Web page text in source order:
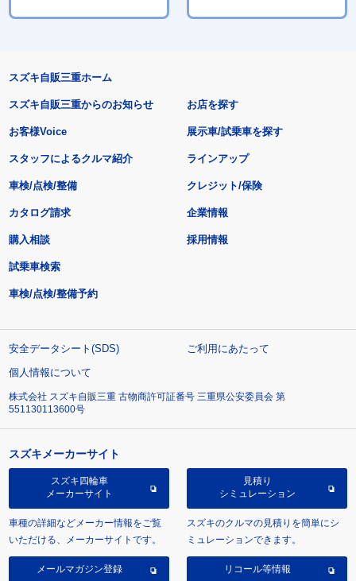
スズキ自販三重ホーム
スズキ自販三重からのお知らせ
お客様Voice
スタッフによるクルマ紹介
お店を探す
展示車/試乗車を探す
ラインアップ
車検/点検/整備 クレジット/保険
カタログ請求
購入相談
試乗車検索
車検/点検/整備予約
企業情報
採用情報
安全データシート(SDS)
ご利用にあたって
個人情報について
株式会社 スズキ自販三重 古物商許可証番号 三重県公安委員会 第
551130113600号
スズキメーカーサイト
スズキ四輪車
メーカーサイト
車種の詳細などメーカー情報をご覧
いただける、メーカーサイトです。
見積り
シミュレーション
スズキのクルマの見積りを簡単にシ
ミュレーションできます。
メールマガジン登録 リコール等情報